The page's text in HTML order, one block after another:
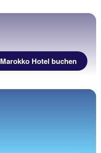
Marokko Hotel buchen